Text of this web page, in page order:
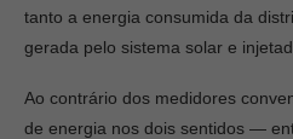
tanto a energia consumida da
gerada pelo sistema solar e
Ao contrário dos medidores
de energia nos dois sentidos —